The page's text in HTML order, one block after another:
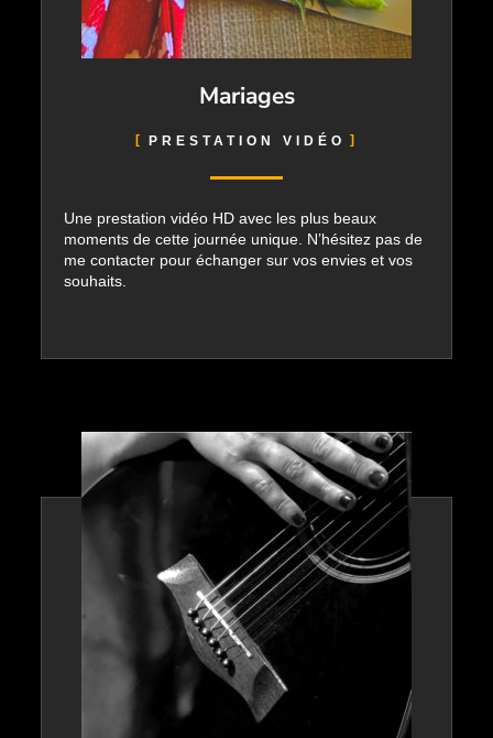
Mariages
PRESTATION VIDÉO
Une prestation vidéo HD avec les plus beaux
moments de cette journée unique. N’hésitez pas de
me contacter pour échanger sur vos envies et vos
souhaits.